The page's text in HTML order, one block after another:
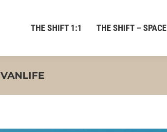
THE SHIFT 1:1 THE SHIFT – SPACE
VANLIFE